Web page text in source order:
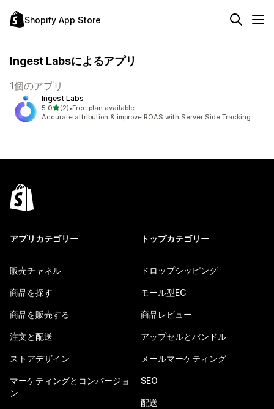
Shopify App Store
Ingest Labsによるアプリ
1個のアプリ
Ingest Labs
5.05つ星中
(2)
合計レビュー数：2件
•Free plan available
Accurate attribution & improve ROAS with Server Side Tracking
アプリカテゴリー
販売チャネル
商品を探す
商品を販売する
注文と配送
ストアデザイン
マーケティングとコンバージョ
ン
トップカテゴリー
ドロップシッピング
モール型EC
商品レビュー
アップセルとバンドル
メールマーケティング
SEO
配送